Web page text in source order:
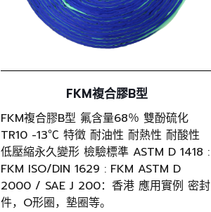
FKM複合膠B型
FKM複合膠B型 氟含量68％ 雙酚硫化
TR10 -13℃ 特徵 耐油性 耐熱性 耐酸性
低壓縮永久變形 檢驗標準 ASTM D 1418 :
FKM ISO/DIN 1629 : FKM ASTM D
2000 / SAE J 200：香港 應用實例 密封
件，O形圈，墊圈等。